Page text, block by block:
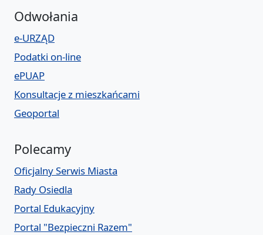
Odwołania
e-URZĄD
Podatki on-line
ePUAP
Konsultacje z mieszkańcami
Geoportal
Polecamy
Oficjalny Serwis Miasta
Rady Osiedla
Portal Edukacyjny
Portal "Bezpieczni Razem"